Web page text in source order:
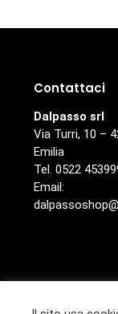
Contattaci
Dalpasso srl
Via Turri, 10 –
Emilia
Tel. 0522
Email:
© Ottica